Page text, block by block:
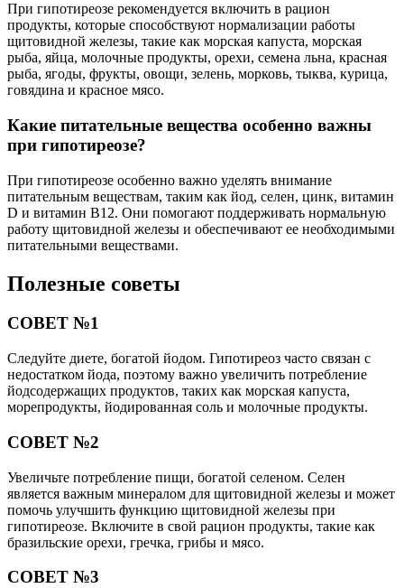
При гипотиреозе рекомендуется включить в рацион
продукты, которые способствуют нормализации работы
щитовидной железы, такие как морская капуста, морская
рыба, яйца, молочные продукты, орехи, семена льна, красная
рыба, ягоды, фрукты, овощи, зелень, морковь, тыква, курица,
говядина и красное мясо.
Какие питательные вещества особенно важны
при гипотиреозе?
При гипотиреозе особенно важно уделять внимание
питательным веществам, таким как йод, селен, цинк, витамин
D и витамин B12. Они помогают поддерживать нормальную
работу щитовидной железы и обеспечивают ее необходимыми
питательными веществами.
Полезные советы
СОВЕТ №1
Следуйте диете, богатой йодом. Гипотиреоз часто связан с
недостатком йода, поэтому важно увеличить потребление
йодсодержащих продуктов, таких как морская капуста,
морепродукты, йодированная соль и молочные продукты.
СОВЕТ №2
Увеличьте потребление пищи, богатой селеном. Селен
является важным минералом для щитовидной железы и может
помочь улучшить функцию щитовидной железы при
гипотиреозе. Включите в свой рацион продукты, такие как
бразильские орехи, гречка, грибы и мясо.
СОВЕТ №3